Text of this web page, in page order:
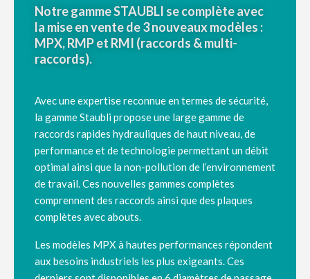
Notre gamme STAUBLI se complète avec
la mise en vente de 3 nouveaux modèles :
MPX, RMP et RMI (raccords & multi-
raccords).
Avec une expertise reconnue en termes de sécurité,
la gamme Staubli propose une large gamme de
raccords rapides hydrauliques de haut niveau, de
performance et de technologie permettant un débit
optimal ainsi que la non-pollution de l’environnement
de travail.Ces nouvelles gammes complètes
comprennent des raccords ainsi que des plaques
complètes avec abouts.
Les modèles MPX à hautes performances répondent
aux besoins industriels les plus exigeants. Ces